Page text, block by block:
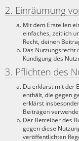
2. Einräumung
Mit dem Erstellen
einfaches, zeitlich
Recht, deinen
Das Nutzungsrecht
Kündigung des
3. Pflichten des
Du erklärst mit der
enthält, die gegen
erklärst
Beiträgen
Der Betreiber des
gegen diese
veröffentlichten